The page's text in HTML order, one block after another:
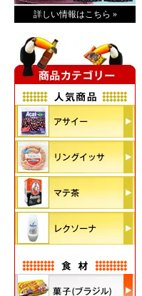
詳しい情報はこちら »